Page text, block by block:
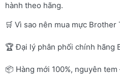
hành theo hãng.
🛒 Vì sao nên mua mực
🏆 Đại lý phân phối chính hãng
📦 Hàng mới 100%, nguyên